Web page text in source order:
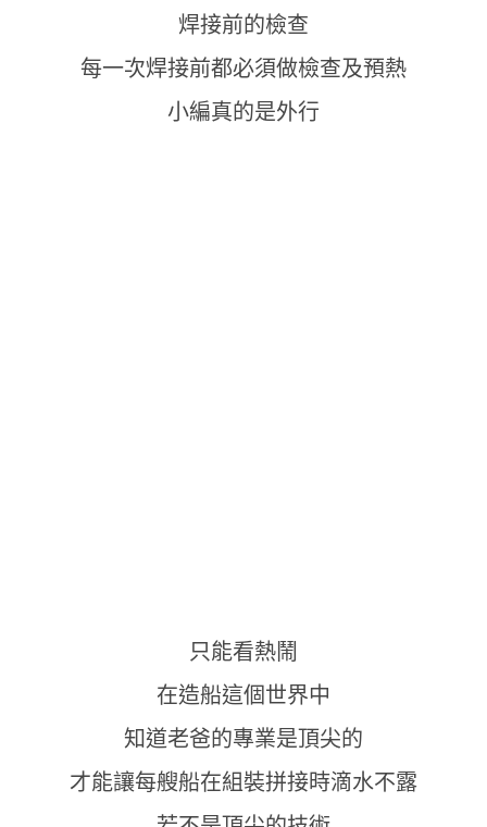
焊接前的檢查
每一次焊接前都必須做檢查及預熱
小編真的是外行
只能看熱鬧
在造船這個世界中
知道老爸的專業是頂尖的
才能讓每艘船在組裝拼接時滴水不露